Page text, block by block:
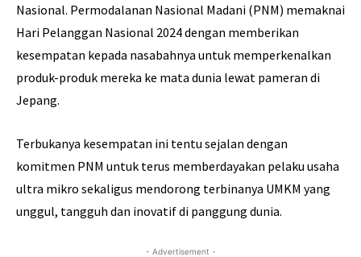
Nasional. Permodalanan Nasional Madani (PNM) memaknai
Hari Pelanggan Nasional 2024 dengan memberikan
kesempatan kepada nasabahnya untuk memperkenalkan
produk-produk mereka ke mata dunia lewat pameran di
Jepang.
Terbukanya kesempatan ini tentu sejalan dengan
komitmen PNM untuk terus memberdayakan pelaku usaha
ultra mikro sekaligus mendorong terbinanya UMKM yang
unggul, tangguh dan inovatif di panggung dunia.
- Advertisement -